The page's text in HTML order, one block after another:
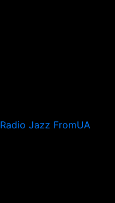
Radio Jazz FromUA